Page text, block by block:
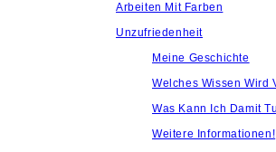
Arbeiten Mit Farben
Unzufriedenheit
Meine Geschichte
Welches Wissen Wird
Was Kann Ich Damit
Weitere Informationen!